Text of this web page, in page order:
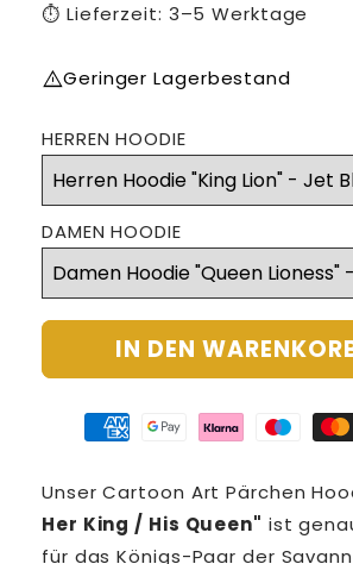
⏱️ Lieferzeit: 3–5 Werktage
warningGeringer Lagerbestand
HERREN HOODIE
DAMEN HOODIE
IN DEN
American
payment
method
Google
payment
method
Klarna
method
Maestro
method
Unser Cartoon Art Pärchen
Her King / His Queen" ist
für das Königs-Paar der